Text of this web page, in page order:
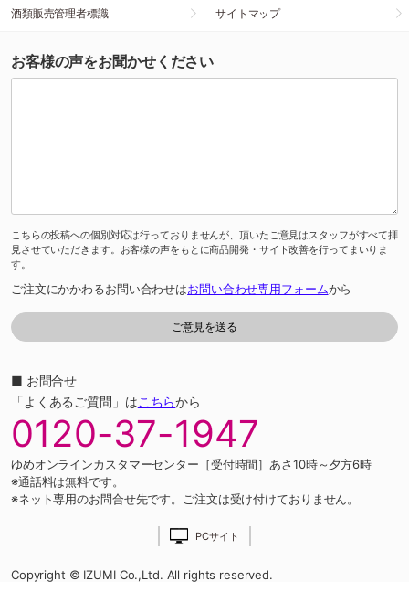
酒類販売管理者標識 サイトマップ
お客様の声をお聞かせください
こちらの投稿への個別対応は行っておりませんが、頂いたご意見はスタッフがすべて拝
見させていただきます。お客様の声をもとに商品開発・サイト改善を行ってまいりま
す。
ご注文にかかわるお問い合わせはお問い合わせ専用フォームから
■ お問合せ
「よくあるご質問」はこちらから
0120-37-1947
ゆめオンラインカスタマーセンター［受付時間］あさ10時～夕方6時
※通話料は無料です。
※ネット専用のお問合せ先です。ご注文は受け付けておりません。
PCサイト
Copyright © IZUMI Co.,Ltd. All rights reserved.